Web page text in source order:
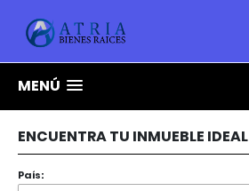
MENÚ
ENCUENTRA TU INMUEBLE IDEAL
País: